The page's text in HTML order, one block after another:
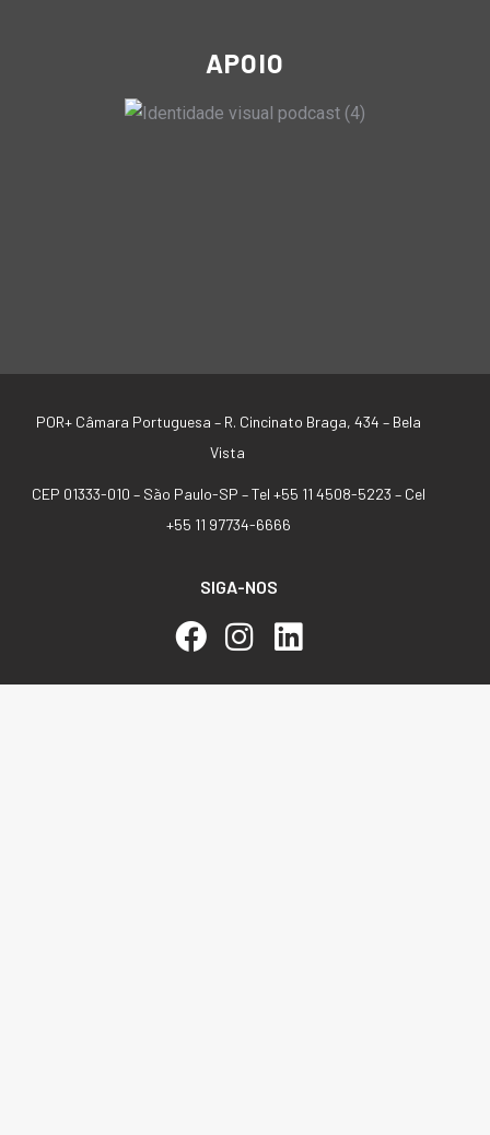
APOIO
POR+ Câmara Portuguesa – R. Cincinato Braga, 434 – Bela
Vista
CEP 01333-010 – São Paulo-SP –Tel +55 11 4508-5223 – Cel
+55 11 97734-6666
SIGA-NOS